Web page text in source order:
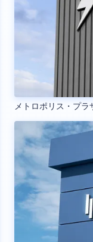
メトロポリス・プラ